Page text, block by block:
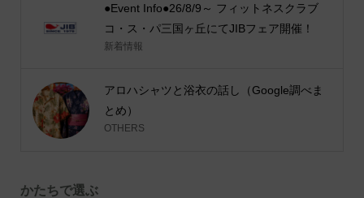
●Event Info●26/8/9～ フィットネスクラブ
コ・ス・パ三国ヶ丘にてJIBフェア開催！
新着情報
アロハシャツと浴衣の話し（Google調べま
とめ）
OTHERS
かたちで選ぶ